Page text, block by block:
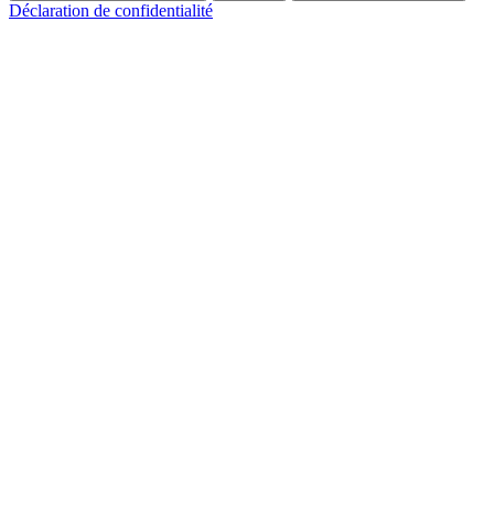
Déclaration de confidentialité